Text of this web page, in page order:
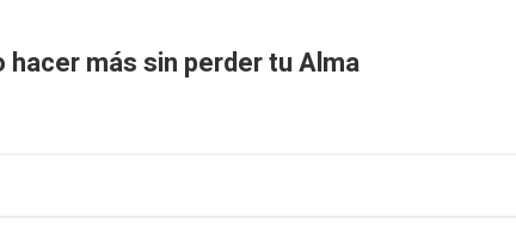
hacer más sin perder tu Alma